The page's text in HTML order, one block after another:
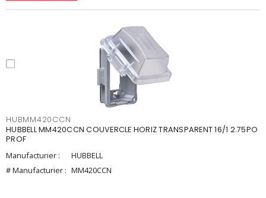
HUBMM420CCN
HUBBELL MM420CCN COUVERCLE HORIZ TRANSPARENT 16/1 2.75PO
PROF
Manufacturier :
HUBBELL
# Manufacturier : MM420CCN